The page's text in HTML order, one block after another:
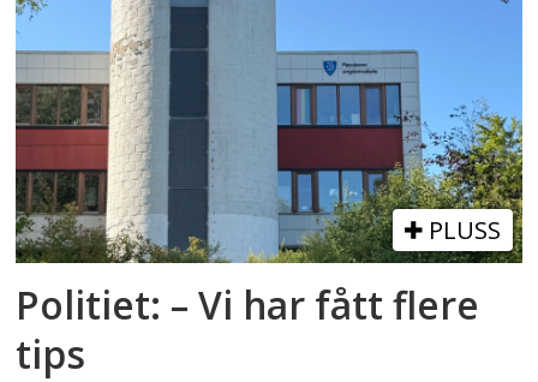
PLUSS
Politiet: – Vi har fått flere
tips